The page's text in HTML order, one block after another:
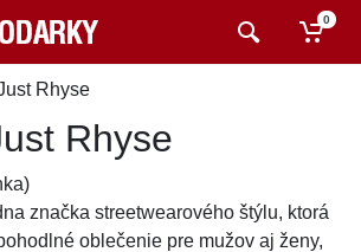
0
Rhyse
Rhyse
značka streetwearového štýlu, ktorá
oblečenie pre mužov aj ženy,